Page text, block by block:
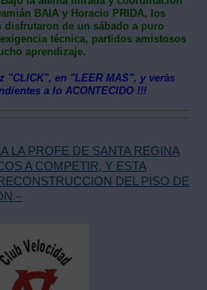
BAIA y Horacio PRIDA, los
disfrutaron de un sábado a puro
técnica, partidos amistosos
aprendizaje.
"CLICK", en "LEER MAS", y veràs
a lo ACONTECIDO !!!
LA PROFE DE SANTA REGINA
A COMPETIR, Y ESTA
DEL PISO DE
–